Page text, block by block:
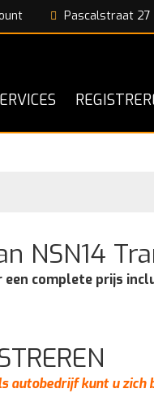
Pascalstraat 27
NSN14
een complete prijs
autobedrijf kunt u